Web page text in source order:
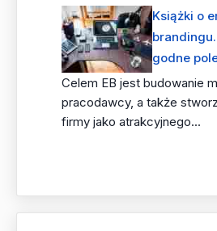
Książki o
godne
Celem EB jest budowanie
pracodawcy, a także
firmy jako atrakcyjnego...